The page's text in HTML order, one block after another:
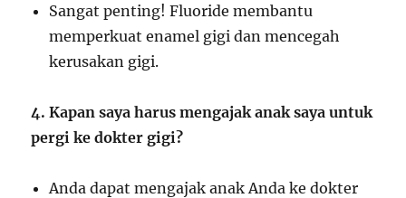
Sangat penting! Fluoride membantu
memperkuat enamel gigi dan mencegah
kerusakan gigi.
4. Kapan saya harus mengajak anak saya untuk
pergi ke dokter gigi?
Anda dapat mengajak anak Anda ke dokter